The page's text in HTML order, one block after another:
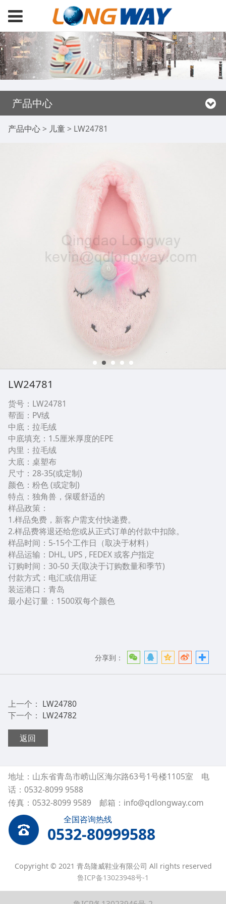
产品中心
LW24781
产品中心> 儿童> LW24781
LW24781
货号：LW24781
帮面：PV绒
中底：拉毛绒
中底填充：1.5厘米厚度的EPE
内里：拉毛绒
大底：桌塑布
尺寸：28-35(或定制)
颜色：粉色 (或定制)
特点：独角兽，保暖舒适的
样品政策：
1.样品免费，新客户需支付快递费。
2.样品费将退还给您或从正式订单的付款中扣除。
样品时间：5-15个工作日（取决于材料）
样品运输：DHL, UPS , FEDEX 或客户指定
订购时间：30-50 天(取决于订购数量和季节)
付款方式：电汇或信用证
装运港口：青岛
最小起订量：1500双每个颜色
分享到：
上一个： LW24780
下一个： LW24782
返回
地址：山东省青岛市崂山区海尔路63号1号楼1105室 电
话：0532-8099 9588
传真：0532-8099 9589 邮箱：info@qdlongway.com
全国咨询热线
0532-80999588
Copyright © 2021 青岛隆威鞋业有限公司 All rights reserved
鲁ICP备13023948号-1